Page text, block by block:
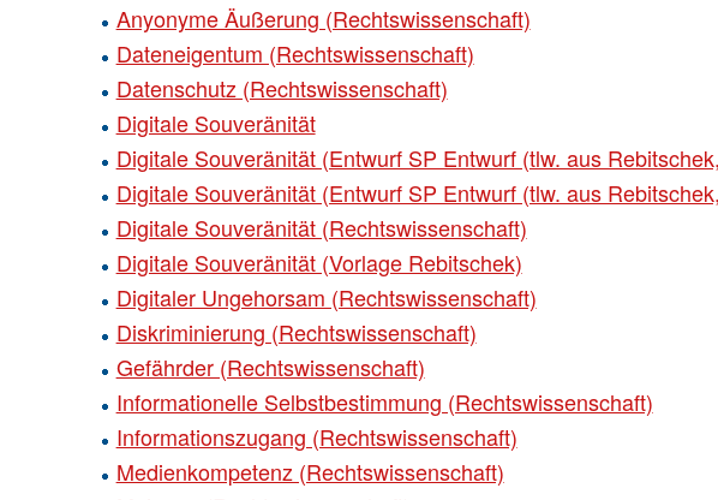
Anyonyme Äußerung (Rechtswissenschaft)
Dateneigentum (Rechtswissenschaft)
Datenschutz (Rechtswissenschaft)
Digitale Souveränität
Digitale Souveränität (Entwurf SP Entwurf (tlw. aus
Digitale Souveränität (Entwurf SP Entwurf (tlw. aus
Digitale Souveränität (Rechtswissenschaft)
Digitale Souveränität (Vorlage Rebitschek)
Digitaler Ungehorsam (Rechtswissenschaft)
Diskriminierung (Rechtswissenschaft)
Gefährder (Rechtswissenschaft)
Informationelle Selbstbestimmung (Rechtswissenschaft)
Informationszugang (Rechtswissenschaft)
Medienkompetenz (Rechtswissenschaft)